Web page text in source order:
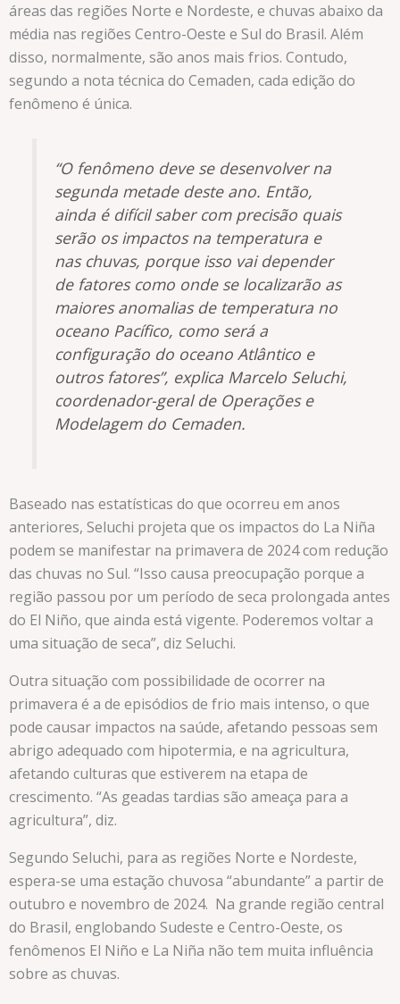
áreas das regiões Norte e Nordeste, e chuvas abaixo da
média nas regiões Centro-Oeste e Sul do Brasil. Além
disso, normalmente, são anos mais frios. Contudo,
segundo a nota técnica do Cemaden, cada edição do
fenômeno é única.
“O fenômeno deve se desenvolver na
segunda metade deste ano. Então,
ainda é difícil saber com precisão quais
serão os impactos na temperatura e
nas chuvas, porque isso vai depender
de fatores como onde se localizarão as
maiores anomalias de temperatura no
oceano Pacífico, como será a
configuração do oceano Atlântico e
outros fatores”, explica Marcelo Seluchi,
coordenador-geral de Operações e
Modelagem do Cemaden.
Baseado nas estatísticas do que ocorreu em anos
anteriores, Seluchi projeta que os impactos do La Niña
podem se manifestar na primavera de 2024 com redução
das chuvas no Sul. “Isso causa preocupação porque a
região passou por um período de seca prolongada antes
do El Niño, que ainda está vigente. Poderemos voltar a
uma situação de seca”, diz Seluchi.
Outra situação com possibilidade de ocorrer na
primavera é a de episódios de frio mais intenso, o que
pode causar impactos na saúde, afetando pessoas sem
abrigo adequado com hipotermia, e na agricultura,
afetando culturas que estiverem na etapa de
crescimento. “As geadas tardias são ameaça para a
agricultura”, diz.
Segundo Seluchi, para as regiões Norte e Nordeste,
espera-se uma estação chuvosa “abundante” a partir de
outubro e novembro de 2024. Na grande região central
do Brasil, englobando Sudeste e Centro-Oeste, os
fenômenos El Niño e La Niña não tem muita influência
sobre as chuvas.